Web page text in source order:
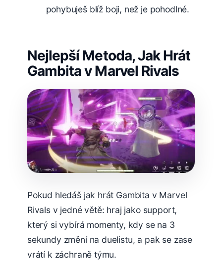
pohybuješ blíž boji, než je pohodlné.
Nejlepší Metoda, Jak Hrát
Gambita v Marvel Rivals
Pokud hledáš jak hrát Gambita v Marvel
Rivals v jedné větě: hraj jako support,
který si vybírá momenty, kdy se na 3
sekundy změní na duelistu, a pak se zase
vrátí k záchraně týmu.